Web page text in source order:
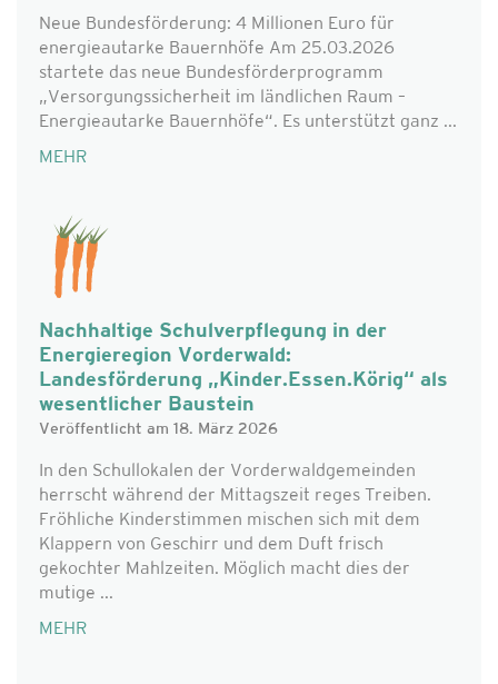
Neue Bundesförderung: 4 Millionen Euro für
energieautarke Bauernhöfe Am 25.03.2026
startete das neue Bundesförderprogramm
„Versorgungssicherheit im ländlichen Raum –
Energieautarke Bauernhöfe“. Es unterstützt ganz ...
MEHR
Nachhaltige Schulverpflegung in der
Energieregion Vorderwald:
Landesförderung „Kinder.Essen.Körig“ als
wesentlicher Baustein
Veröffentlicht am 18. März 2026
In den Schullokalen der Vorderwaldgemeinden
herrscht während der Mittagszeit reges Treiben.
Fröhliche Kinderstimmen mischen sich mit dem
Klappern von Geschirr und dem Duft frisch
gekochter Mahlzeiten. Möglich macht dies der
mutige ...
MEHR